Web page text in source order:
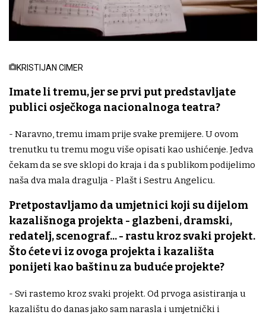
KRISTIJAN CIMER
Imate li tremu, jer se prvi put predstavljate
publici osječkoga nacionalnoga teatra?
- Naravno, tremu imam prije svake premijere. U ovom
trenutku tu tremu mogu više opisati kao ushićenje. Jedva
čekam da se sve sklopi do kraja i da s publikom podijelimo
naša dva mala dragulja - Plašt i Sestru Angelicu.
Pretpostavljamo da umjetnici koji su dijelom
kazališnoga projekta - glazbeni, dramski,
redatelj, scenograf... - rastu kroz svaki projekt.
Što ćete vi iz ovoga projekta i kazališta
ponijeti kao baštinu za buduće projekte?
- Svi rastemo kroz svaki projekt. Od prvoga asistiranja u
kazalištu do danas jako sam narasla i umjetnički i